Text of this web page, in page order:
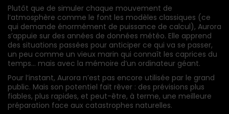
Plutôt que de simuler chaque mouvement de
l’atmosphère comme le font les modèles classiques (ce
qui demande énormément de puissance de calcul), Aurora
s’appuie sur des années de données météo. Elle apprend
des situations passées pour anticiper ce qui va se passer,
un peu comme un vieux marin qui connaît les caprices du
temps… mais avec la mémoire d’un ordinateur géant.
Pour l’instant, Aurora n’est pas encore utilisée par le grand
public. Mais son potentiel fait rêver : des prévisions plus
fiables, plus rapides, et peut-être, à terme, une meilleure
préparation face aux catastrophes naturelles.